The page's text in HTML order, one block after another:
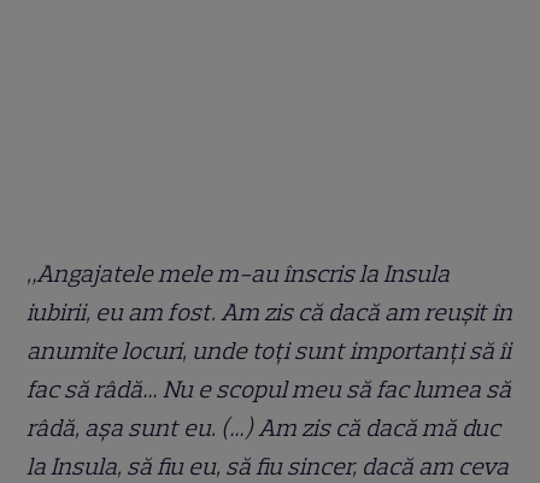
„Angajatele mele m-au înscris la Insula
iubirii, eu am fost. Am zis că dacă am reușit în
anumite locuri, unde toți sunt importanți să îi
fac să râdă… Nu e scopul meu să fac lumea să
râdă, așa sunt eu. (…) Am zis că dacă mă duc
la Insula, să fiu eu, să fiu sincer, dacă am ceva